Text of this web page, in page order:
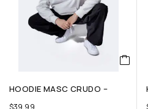
HOODIE MASC CRUDO –
$39,99